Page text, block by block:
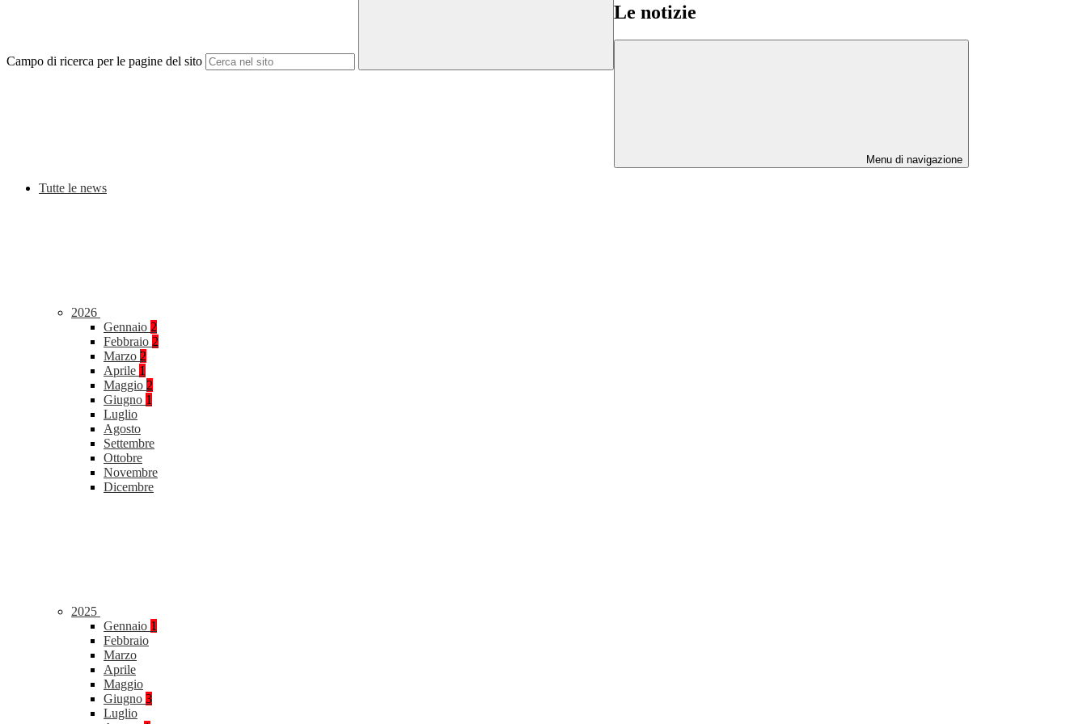
Campo di ricerca per le pagine del sito
Le notizie
Menu di navigazione
Tutte le news
2026
Gennaio 2
Febbraio 2
Marzo 2
Aprile 1
Maggio 2
Giugno 1
Luglio
Agosto
Settembre
Ottobre
Novembre
Dicembre
2025
Gennaio 1
Febbraio
Marzo
Aprile
Maggio
Giugno 3
Luglio